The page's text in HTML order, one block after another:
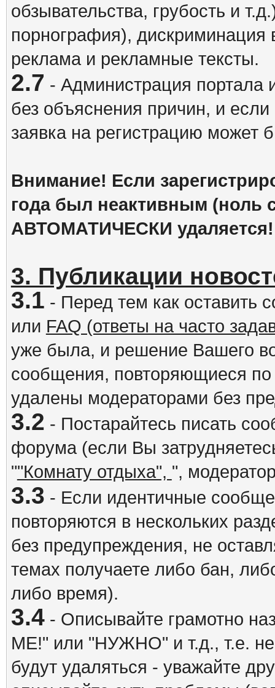
обзывательства, грубость и
порнография),
реклама и рекламные тексты.
2.7 - Администрация портала
без объяснения причин, и
заявка на регистрацию может
Внимание! Если
года был неактивным (ноль
АВТОМАТИЧЕСКИ удаляется!
3. Публикации
3.1 - Перед тем как оставить
или FAQ (ответы на часто
уже была, и решение Вашего
сообщения, повторяющиеся
удалены модераторами без
3.2 - Постарайтесь писать
форума (если Вы
""Комнату отдыха", ",
3.3 - Если идентичные
повторяются в нескольких
без предупреждения, не
темах получаете либо бан,
либо время).
3.4- Описывайте грамотно
ME!" или "НУЖНО" и т.д., т.е.
будут удаляться - уважайте